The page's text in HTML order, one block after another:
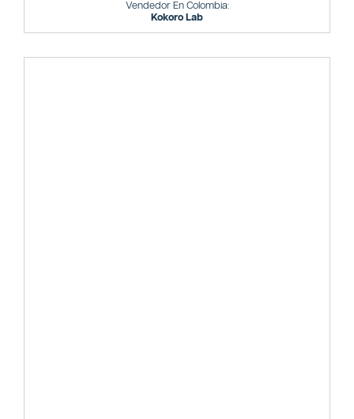
Vendedor En Colombia:
Kokoro Lab